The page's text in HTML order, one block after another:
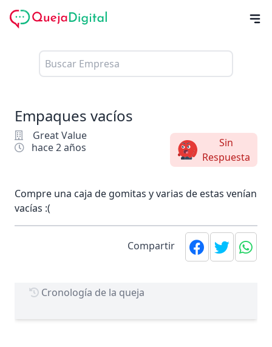
Empaques vacíos
Great Value
hace 2 años
Sin
Respuesta
Compre una caja de gomitas y varias de estas venían
vacías :(
Compartir
Cronología de la queja